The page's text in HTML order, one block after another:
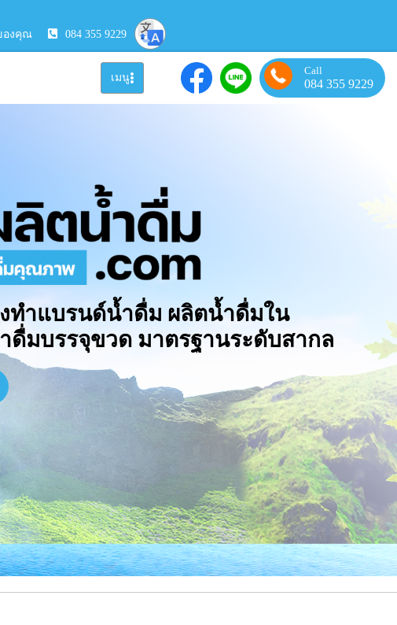
องคุณ 084 355 9229
เมนู
Call
084 355 9229
ทำแบรนด์น้ำดื่ม ผลิตน้ำดื่มใน
มบรรจุขวด มาตรฐานระดับสากล